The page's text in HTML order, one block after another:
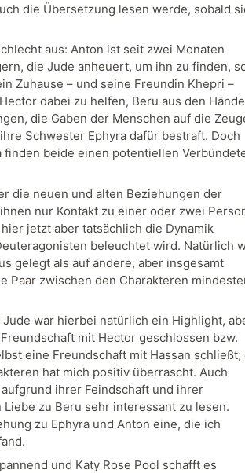
die Übersetzung lesen werde, sobald
aus: Anton ist seit zwei Monaten
die Jude anheuert, um ihn zu finden,
Zuhause – und seine Freundin Khepri –
dabei zu helfen, Beru aus den
die Gaben der Menschen auf die
Schwester Ephyra dafür bestraft. Doch
beide einen potentiellen
die neuen und alten Beziehungen der
nur Kontakt zu einer oder zwei
jetzt aber tatsächlich die Dynamik
beleuchtet wird. Natürlich
gelegt als auf andere, aber insgesamt
Paar zwischen den Charakteren
war hierbei natürlich ein Highlight,
mit Hector geschlossen bzw.
eine Freundschaft mit Hassan schließt;
hat mich positiv überrascht. Auch
ihrer Feindschaft und ihrer
zu Beru sehr interessant zu lesen.
zu Ephyra und Anton eine, die ich
und Katy Rose Pool schafft es